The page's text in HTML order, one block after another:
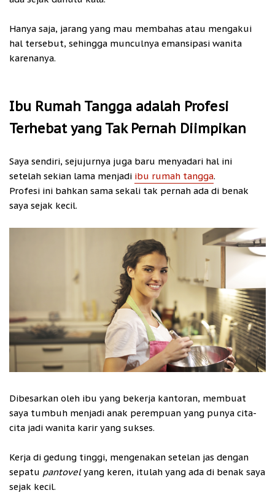
Hanya saja, jarang yang mau membahas atau mengakui
hal tersebut, sehingga munculnya emansipasi wanita
karenanya.
Ibu Rumah Tangga adalah Profesi
Terhebat yang Tak Pernah Diimpikan
Saya sendiri, sejujurnya juga baru menyadari hal ini
setelah sekian lama menjadi ibu rumah tangga.
Profesi ini bahkan sama sekali tak pernah ada di benak
saya sejak kecil.
Dibesarkan oleh ibu yang bekerja kantoran, membuat
saya tumbuh menjadi anak perempuan yang punya cita-
cita jadi wanita karir yang sukses.
Kerja di gedung tinggi, mengenakan setelan jas dengan
sepatu pantovelyang keren, itulah yang ada di benak saya
sejak kecil.